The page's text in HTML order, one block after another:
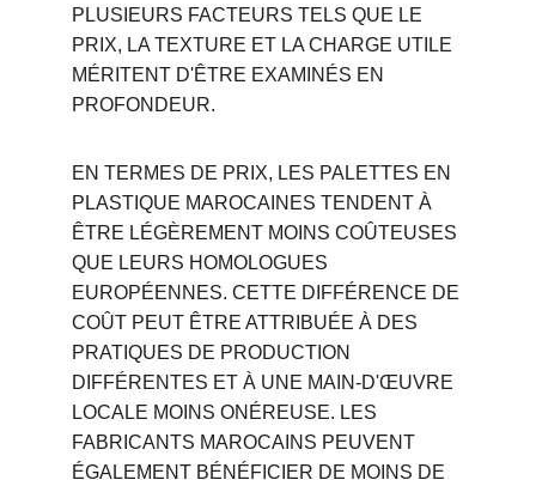
PLUSIEURS FACTEURS TELS QUE LE
PRIX, LA TEXTURE ET LA CHARGE UTILE
MÉRITENT D'ÊTRE EXAMINÉS EN
PROFONDEUR.
EN TERMES DE PRIX, LES PALETTES EN
PLASTIQUE MAROCAINES TENDENT À
ÊTRE LÉGÈREMENT MOINS COÛTEUSES
QUE LEURS HOMOLOGUES
EUROPÉENNES. CETTE DIFFÉRENCE DE
COÛT PEUT ÊTRE ATTRIBUÉE À DES
PRATIQUES DE PRODUCTION
DIFFÉRENTES ET À UNE MAIN-D'ŒUVRE
LOCALE MOINS ONÉREUSE. LES
FABRICANTS MAROCAINS PEUVENT
ÉGALEMENT BÉNÉFICIER DE MOINS DE